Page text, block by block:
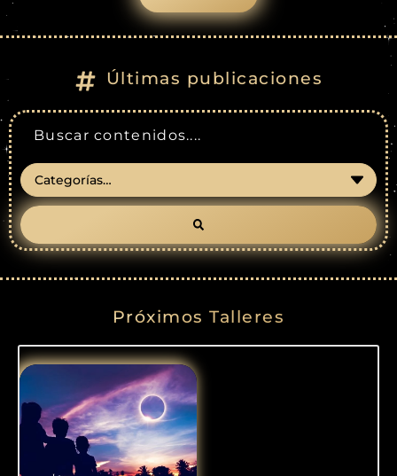
Últimas publicaciones
Próximos Talleres